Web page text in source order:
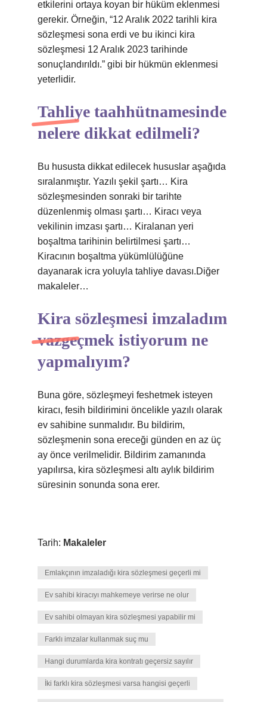
etkilerini ortaya koyan bir hüküm eklenmesi
gerekir. Örneğin, “12 Aralık 2022 tarihli kira
sözleşmesi sona erdi ve bu ikinci kira
sözleşmesi 12 Aralık 2023 tarihinde
sonuçlandırıldı.” gibi bir hükmün eklenmesi
yeterlidir.
Tahliye taahhütnamesinde
nelere dikkat edilmeli?
Bu hususta dikkat edilecek hususlar aşağıda
sıralanmıştır. Yazılı şekil şartı… Kira
sözleşmesinden sonraki bir tarihte
düzenlenmiş olması şartı… Kiracı veya
vekilinin imzası şartı… Kiralanan yeri
boşaltma tarihinin belirtilmesi şartı…
Kiracının boşaltma yükümlülüğüne
dayanarak icra yoluyla tahliye davası.Diğer
makaleler…
Kira sözleşmesi imzaladım
vazgeçmek istiyorum ne
yapmalıyım?
Buna göre, sözleşmeyi feshetmek isteyen
kiracı, fesih bildirimini öncelikle yazılı olarak
ev sahibine sunmalıdır. Bu bildirim,
sözleşmenin sona ereceği günden en az üç
ay önce verilmelidir. Bildirim zamanında
yapılırsa, kira sözleşmesi altı aylık bildirim
süresinin sonunda sona erer.
Tarih: Makaleler
Emlakçının imzaladığı kira sözleşmesi geçerli mi
Ev sahibi kiracıyı mahkemeye verirse ne olur
Ev sahibi olmayan kira sözleşmesi yapabilir mi
Farklı imzalar kullanmak suç mu
Hangi durumlarda kira kontratı geçersiz sayılır
İki farklı kira sözleşmesi varsa hangisi geçerli